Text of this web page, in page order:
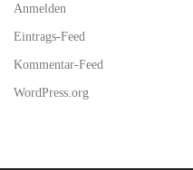
Anmelden
Eintrags-Feed
Kommentar-Feed
WordPress.org